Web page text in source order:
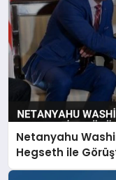
Netanyahu
Hegseth ile